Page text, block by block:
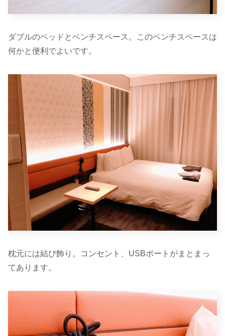
ダブルのベッドとベンチスペース。このベンチスペースは
何かと便利でよいです。
枕元には結び飾り。コンセント、USBポートがまとまっ
てあります。